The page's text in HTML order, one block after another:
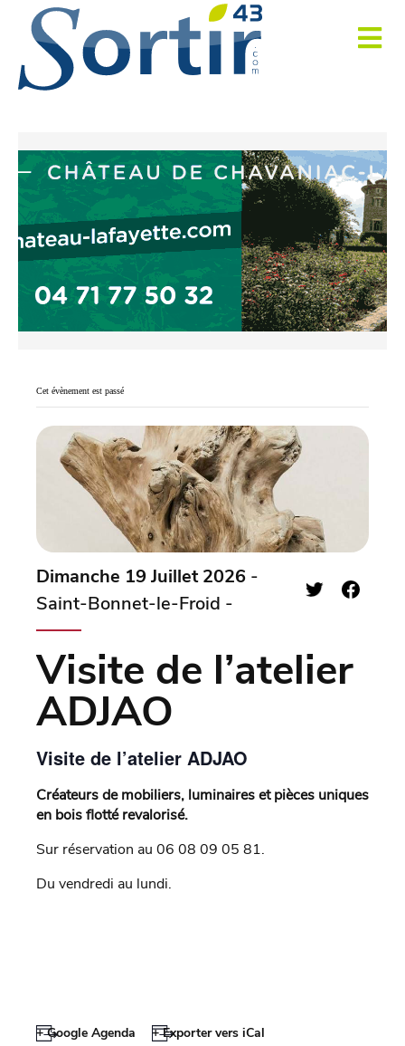
Cet évènement est passé
Dimanche 19 Juillet 2026 -
Saint-Bonnet-le-Froid -
Visite de l’atelier
ADJAO
Visite de l’atelier ADJAO
Créateurs de mobiliers, luminaires et pièces uniques
en bois flotté revalorisé.
Sur réservation au 06 08 09 05 81.
Du vendredi au lundi.
+ Google Agenda + Exporter vers iCal